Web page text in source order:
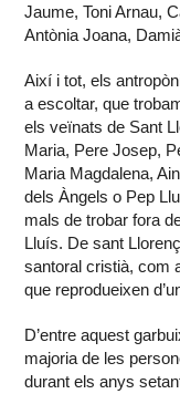
Jaume, Toni Arnau,
Antònia Joana,
Així i tot, els
a escoltar, que
els veïnats de Sant
Maria, Pere Josep,
Maria Magdalena,
dels Àngels o Pep
mals de trobar fora
Lluís. De sant
santoral cristià, com
que reprodueixen
D’entre aquest
majoria de les
durant els anys